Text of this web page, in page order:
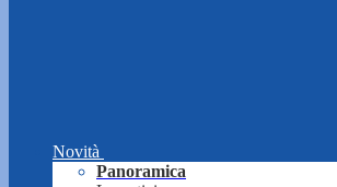
Novità
Panoramica